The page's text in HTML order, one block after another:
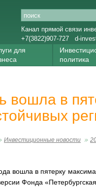
Канал прямой связи
+7(3822)907-727
d-
для
политика
вошла в
Инвестиционные новости
вошла в пятерку
Фонда